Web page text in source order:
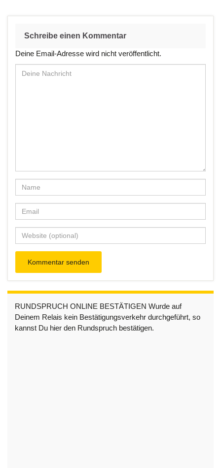
Schreibe einen Kommentar
Deine Email-Adresse wird nicht veröffentlicht.
RUNDSPRUCH ONLINE BESTÄTIGEN Wurde auf
Deinem Relais kein Bestätigungsverkehr durchgeführt, so
kannst Du hier den Rundspruch bestätigen.